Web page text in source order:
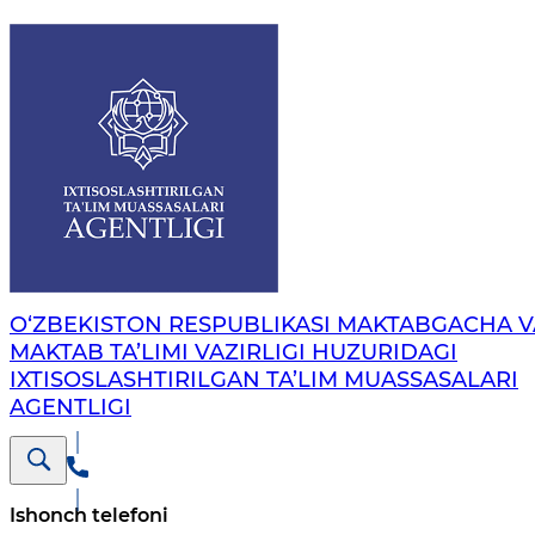
O‘ZBEKISTON RESPUBLIKASI MAKTABGACHA
MAKTAB TA’LIMI VAZIRLIGI HUZURIDAGI
IXTISOSLASHTIRILGAN TA’LIM MUASSASALARI
AGENTLIGI
Ishonch telefoni